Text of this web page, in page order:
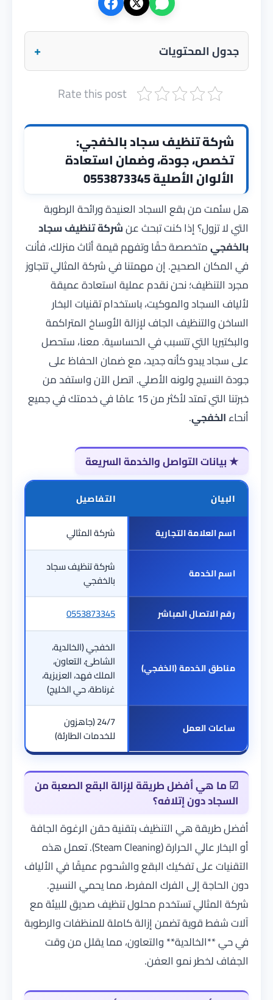
جدول المحتويات +
Rate this post
شركة تنظيف سجاد بالخفجي:
تخصص، جودة، وضمان استعادة
الألوان الأصلية0553873345
هل سئمت من بقع السجاد العنيدة ورائحة الرطوبة
التي لا تزول؟ إذا كنت تبحث عنشركة تنظيف سجاد
بالخفجيمتخصصة حقًا وتفهم قيمة أثاث منزلك، فأنت
في المكان الصحيح. إن مهمتنا فيشركة المثاليتتجاوز
مجرد التنظيف؛ نحن نقدم عملية استعادة عميقة
لألياف السجاد والموكيت، باستخدام تقنيات البخار
الساخن والتنظيف الجاف لإزالة الأوساخ المتراكمة
والبكتيريا التي تتسبب في الحساسية. معنا، ستحصل
على سجاد يبدو كأنه جديد، مع ضمان الحفاظ على
جودة النسيج ولونه الأصلي. اتصل الآن واستفد من
خبرتنا التي تمتد لأكثر من 15 عامًا في خدمتك في جميع
أنحاءالخفجي.
★بيانات التواصل والخدمة السريعة
البيان التفاصيل
اسم العلامة التجارية شركة المثالي
اسم الخدمة
شركة تنظيف سجاد
بالخفجي
رقم الاتصال المباشر 0553873345
مناطق الخدمة (الخفجي)
الخفجي (الخالدية،
الشاطئ، التعاون،
الملك فهد، العزيزية،
غرناطة، حي الخليج)
ساعات العمل
24/7 (جاهزون
للخدمات الطارئة)
☑ما هي أفضل طريقة لإزالة البقع الصعبة من
السجاد دون إتلافه؟
أفضل طريقة هي التنظيف بتقنية حقن الرغوة الجافة
أو البخار عالي الحرارة (Steam Cleaning). تعمل هذه
التقنيات على تفكيك البقع والشحوم عميقًا في الألياف
دون الحاجة إلى الفرك المفرط، مما يحمي النسيج.
شركة المثاليتستخدم محلول تنظيف صديق للبيئة مع
آلات شفط قوية تضمن إزالة كاملة للمنظفات والرطوبة
في حي **الخالدية** والتعاون، مما يقلل من وقت
الجفاف لخطر نمو العفن.